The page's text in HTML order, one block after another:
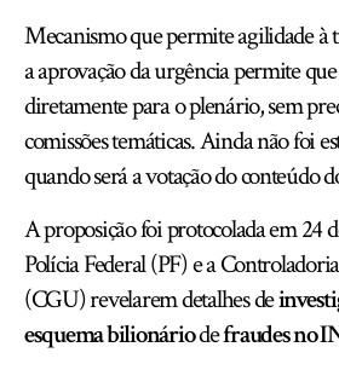
Mecanismo que permite agilidade à
a aprovação da urgência permite
diretamente para o plenário, sem
comissões temáticas. Ainda não foi
quando será a votação do conteúdo
A proposição foi protocolada em 24
Polícia Federal (PF) e a
(CGU) revelarem detalhes de
esquema bilionáriodefraudes no